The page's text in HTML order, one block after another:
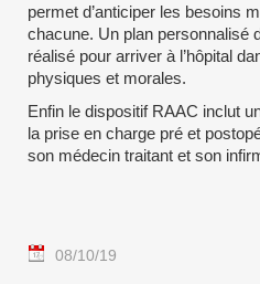
permet d’anticiper les besoins
chacune. Un plan personnalisé
réalisé pour arriver à l’hôpital
physiques et morales.
Enfin le dispositif RAAC inclut
la prise en charge pré et
son médecin traitant et son
08/10/19